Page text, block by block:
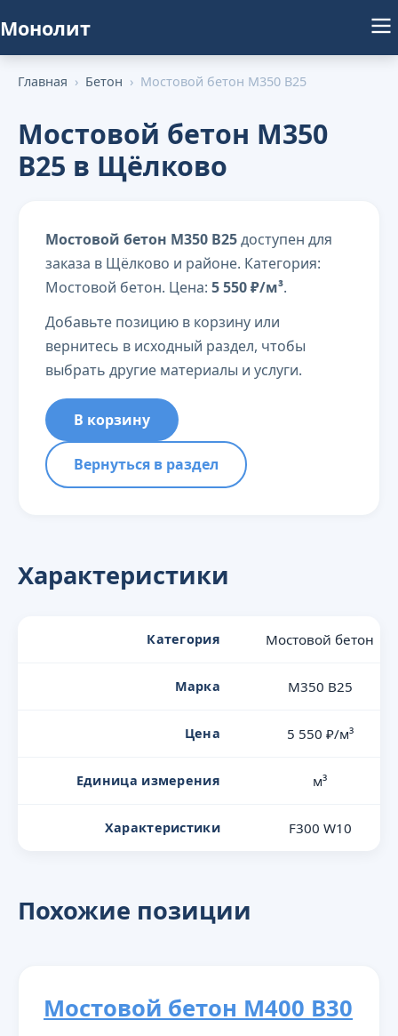
Монолит
Главная › Бетон › Мостовой бетон М350 В25
Мостовой бетон М350
В25 в Щёлково
Мостовой бетон М350 В25доступен для
заказа в Щёлково и районе. Категория:
Мостовой бетон. Цена: 5 550 ₽/м³.
Добавьте позицию в корзину или
вернитесь в исходный раздел, чтобы
выбрать другие материалы и услуги.
В корзину
Вернуться в раздел
Характеристики
Категория Мостовой бетон
Марка М350 В25
Цена 5 550 ₽/м³
Единица измерения м³
Характеристики F300 W10
Похожие позиции
Мостовой бетон М400 В30